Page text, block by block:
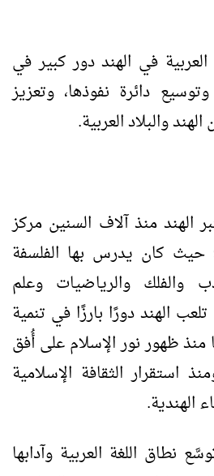
في الهند دور كبير في
وتوسيع دائرة نفوذها، وتعزيز
والبلاد العربية.
الهند منذ آلاف السنين مركز
حيث كان يدرس بها الفلسفة
والفلك والرياضيات وعلم
الهند دورًا بارزًا في تنمية
منذ ظهور نور الإسلام على أُفق
استقرار الثقافة الإسلامية
الهندية.
نطاق اللغة العربية وآدابها